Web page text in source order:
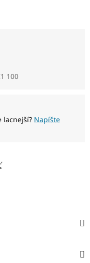
100
lacnejší? Napíšte